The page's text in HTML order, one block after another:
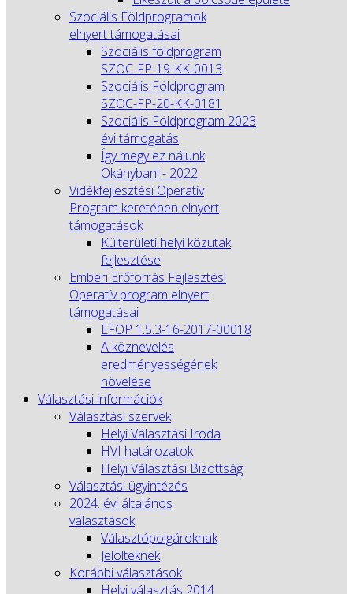
Szociális Földprogramok
elnyert támogatásai
Szociális földprogram
SZOC-FP-19-KK-0013
Szociális Földprogram
SZOC-FP-20-KK-0181
Szociális Földprogram 2023
évi támogatás
Így megy ez nálunk
Okányban! - 2022
Vidékfejlesztési Operatív
Program keretében elnyert
támogatások
Külterületi helyi közutak
fejlesztése
Emberi Erőforrás Fejlesztési
Operatív program elnyert
támogatásai
EFOP 1.5.3-16-2017-00018
A köznevelés
eredményességének
növelése
Választási információk
Választási szervek
Helyi Választási Iroda
HVI határozatok
Helyi Választási Bizottság
Választási ügyintézés
2024. évi általános
választások
Választópolgároknak
Jelölteknek
Korábbi választások
Helyi választás 2014